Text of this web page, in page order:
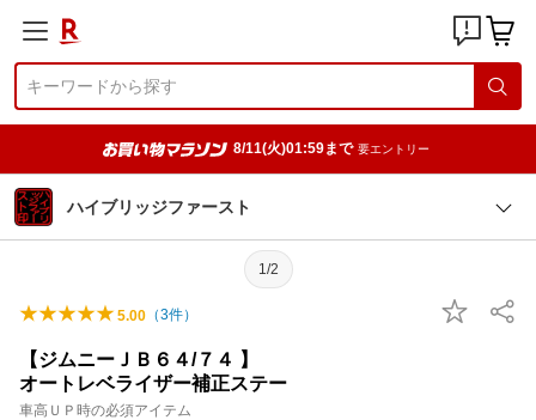
8/11(火)01:59まで 要エントリー
ハイブリッジファースト
1/2
5.00 （3件）
【ジムニーＪＢ６４/７４ 】
オートレベライザー補正ステー
車高ＵＰ時の必須アイテム